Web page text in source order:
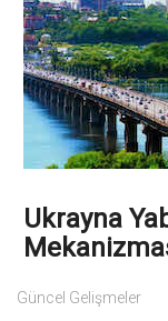
Ukrayna
Güncel Gelişmeler